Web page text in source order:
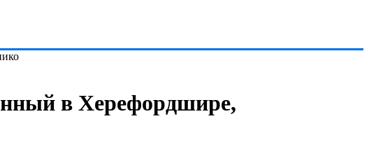
в Херефордшире,